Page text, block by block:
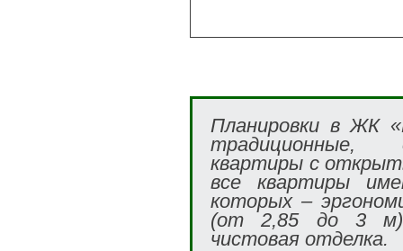
Планировки в ЖК
традиционные,
квартиры с
все квартиры
которых –
(от 2,85 до 3
чистовая отделка.